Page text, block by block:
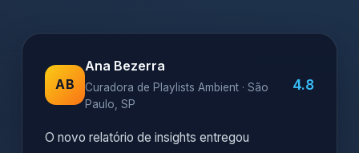
AB
Ana Bezerra
Curadora de Playlists Ambient · São
Paulo, SP
4.8
O novo relatório de insights entregou